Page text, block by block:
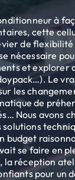
à
cette
de flexibilité
nécessaire
et explorer
Le
les
de
Nous avons
budget
se faire en
la réception
pour un